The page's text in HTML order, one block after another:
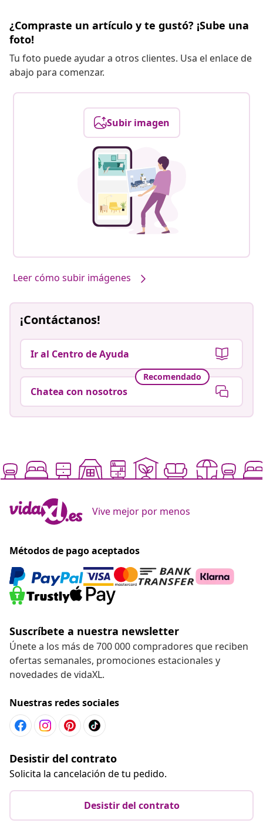
¿Compraste un artículo y te gustó? ¡Sube una
foto!
Tu foto puede ayudar a otros clientes. Usa el enlace de
abajo para comenzar.
Subir imagen
Leer cómo subir imágenes
¡Contáctanos!
Ir al Centro de Ayuda
Recomendado
Chatea con nosotros
Vive mejor por menos
Métodos de pago aceptados
Suscríbete a nuestra newsletter
Únete a los más de 700 000 compradores que reciben
ofertas semanales, promociones estacionales y
novedades de vidaXL.
Nuestras redes sociales
Desistir del contrato
Solicita la cancelación de tu pedido.
Desistir del contrato